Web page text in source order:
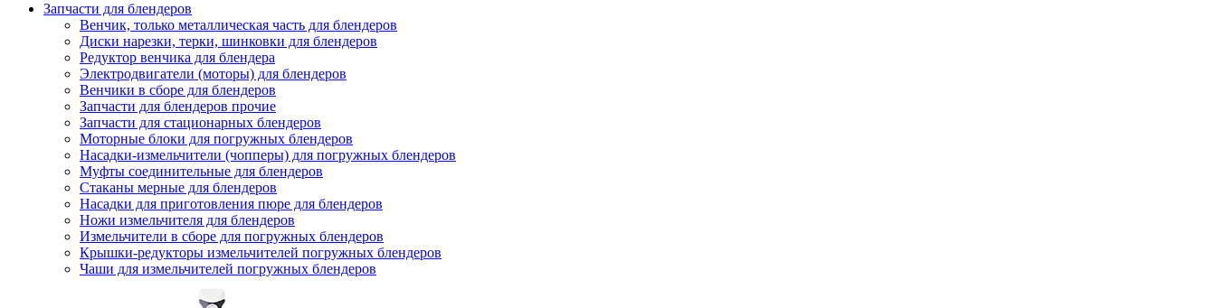
Запчасти для блендеров
Венчик, только металлическая часть для блендеров
Диски нарезки, терки, шинковки для блендеров
Редуктор венчика для блендера
Электродвигатели (моторы) для блендеров
Венчики в сборе для блендеров
Запчасти для блендеров прочие
Запчасти для стационарных блендеров
Моторные блоки для погружных блендеров
Насадки-измельчители (чопперы) для погружных блендеров
Муфты соединительные для блендеров
Стаканы мерные для блендеров
Насадки для приготовления пюре для блендеров
Ножи измельчителя для блендеров
Измельчители в сборе для погружных блендеров
Крышки-редукторы измельчителей погружных блендеров
Чаши для измельчителей погружных блендеров